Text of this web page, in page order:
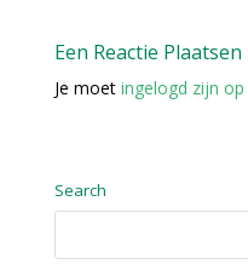
Een Reactie Plaatsen
Je moet ingelogd zijn op
Search